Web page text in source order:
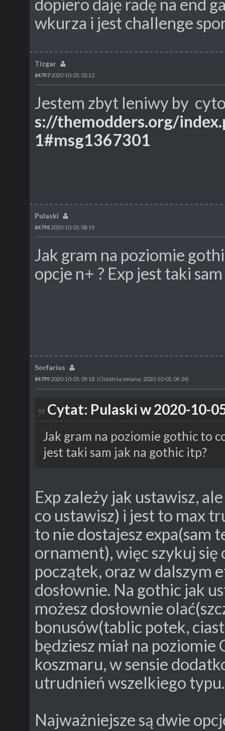
dopiero daję radę na end
wkurza i jest challenge
Tizgar
#47972020-10-05, 02:12
Jestem zbyt leniwy by
s://themodders.org/
1#msg1367301
Pulaski
#4798 2020-10-05, 08:19
Jak gram na poziomie
opcje n+ ? Exp jest taki
Sorfarius
#4799 2020-10-05, 09:18 (Ostatnia zmiana: 2020-10-05, 09:24)
Cytat: Pulaski w 2020-10-
Jak gram na poziomie gothic to
jest taki sam jak na gothic itp?
Exp zależy jak ustawisz,
co ustawisz) i jest to max
to nie dostajesz expa(sam
ornament), więc szykuj się
początek, oraz w dalszym
dosłownie. Na gothic jak
możesz dosłownie
bonusów(tablic potek,
będziesz miał na
koszmaru, w sensie
utrudnień wszelkiego typu.
Najważniejsze są dwie